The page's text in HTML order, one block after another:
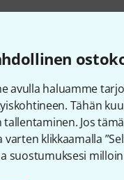
avulla haluamme
Tähän
Jos
klikkaamalla
suostumuksesi
of the boom arm